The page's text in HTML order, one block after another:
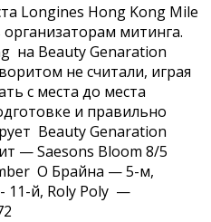
Longines Hong Kong Mile
митинга.
на Beauty Genaration
не считали, играя
с места до места
и правильно
Beauty Genaration
— Saesons Bloom 8/5
О Брайна — 5-м,
11-й, Roly Poly —